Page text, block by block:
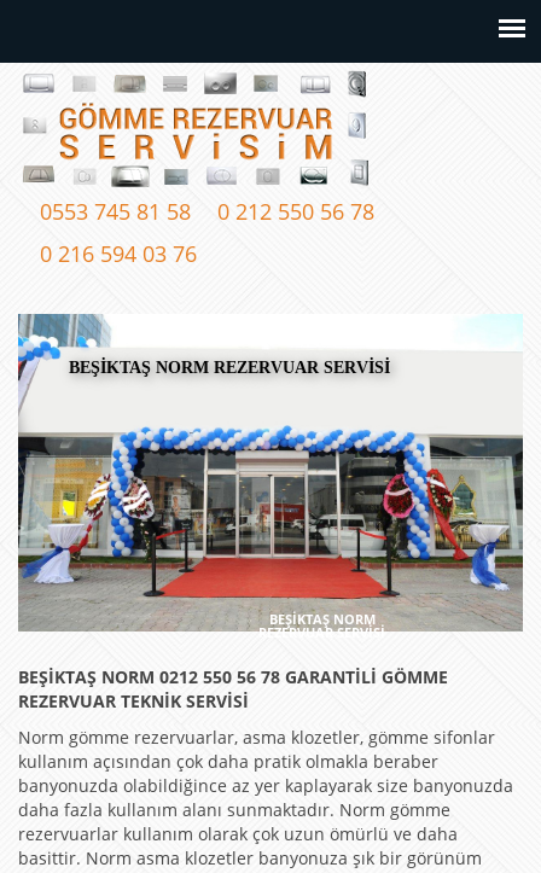
0553 745 81 58
0 212 550 56 78
0 216 594 03 76
BEŞİKTAŞ NORM REZERVUAR SERVİSİ
BEŞİKTAŞ NORM
REZERVUAR SERVİSİ
BEŞİKTAŞ NORM 0212 550 56 78 GARANTİLİ GÖMME
REZERVUAR TEKNİK SERVİSİ
Norm gömme rezervuarlar, asma klozetler, gömme sifonlar
kullanım açısından çok daha pratik olmakla beraber
banyonuzda olabildiğince az yer kaplayarak size banyonuzda
daha fazla kullanım alanı sunmaktadır. Norm gömme
rezervuarlar kullanım olarak çok uzun ömürlü ve daha
basittir. Norm asma klozetler banyonuza şık bir görünüm